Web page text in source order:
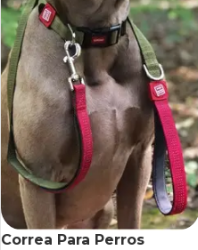
Correa Para Perros